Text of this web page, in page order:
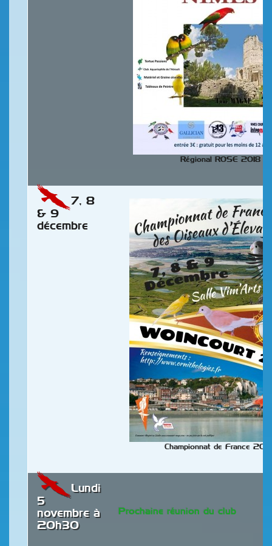
Régional ROSE 2018
7, 8
& 9
décembre
Championnat de France 2018
Lundi
5
novembre à
20h30
Prochaine réunion du club